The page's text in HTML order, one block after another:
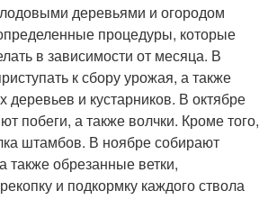
деревьями и огородом
процедуры, которые
в зависимости от месяца. В
к сбору урожая, а также
деревьев и кустарников. В октябре
побеги, а также волчки. Кроме того,
штамбов. В ноябре собирают
также обрезанные ветки,
и подкормку каждого ствола